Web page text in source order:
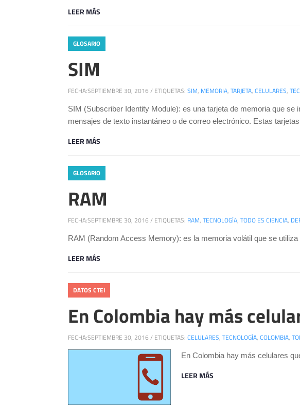
LEER MÁS
GLOSARIO
SIM
FECHA:SEPTIEMBRE 30, 2016 / ETIQUETAS: SIM, MEMORIA, TARJETA, CELULARES,
SIM (Subscriber Identity Module): es una tarjeta de memoria que
mensajes de texto instantáneo o de correo electrónico. Estas
LEER MÁS
GLOSARIO
RAM
FECHA:SEPTIEMBRE 30, 2016 / ETIQUETAS: RAM, TECNOLOGÍA, TODO ES CIENCIA,
RAM (Random Access Memory): es la memoria volátil que se
LEER MÁS
DATOS CTEI
En Colombia hay más
FECHA:SEPTIEMBRE 30, 2016 / ETIQUETAS: CELULARES, TECNOLOGÍA, COLOMBIA,
En Colombia hay más celulares
LEER MÁS